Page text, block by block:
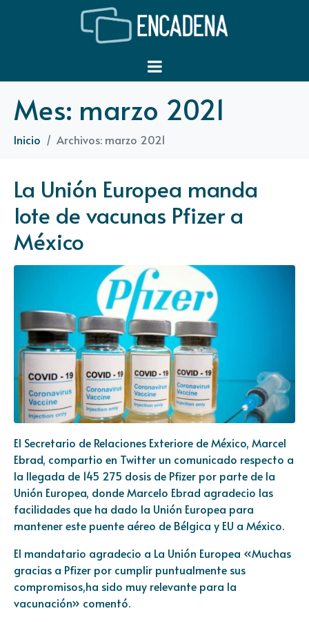
Mes: marzo 2021
Inicio Archivos: marzo 2021
La Unión Europea manda
lote de vacunas Pfizer a
México
El Secretario de Relaciones Exteriore de México, Marcel
Ebrad, compartio en Twitter un comunicado respecto a
la llegada de 145 275 dosis de Pfizer por parte de la
Unión Europea, donde Marcelo Ebrad agradecio las
facilidades que ha dado la Unión Europea para
mantener este puente aéreo de Bélgica y EU a México.
El mandatario agradecio a La Unión Europea «Muchas
gracias a Pfizer por cumplir puntualmente sus
compromisos,ha sido muy relevante para la
vacunación» comentó.